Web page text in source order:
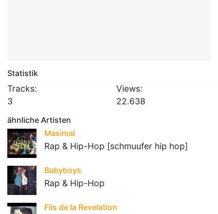
Statistik
Tracks:
3
Views:
22.638
ähnliche Artisten
Maximal
Rap & Hip-Hop [schmuufer hip hop]
Babyboys
Rap & Hip-Hop
Fils de la Revelation